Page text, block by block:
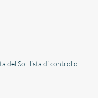
del Sol: lista di controllo